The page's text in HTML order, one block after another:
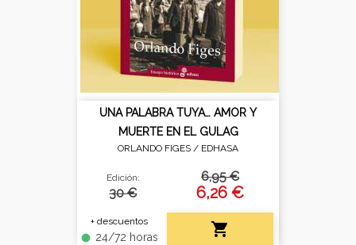
UNA PALABRA TUYA… AMOR Y
MUERTE EN EL GULAG
ORLANDO FIGES / EDHASA
Edición:
30 €
+ descuentos
fiber_manual_record 24/72 horas
6,95 €
6,26 €
